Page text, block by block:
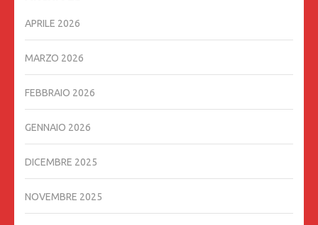
APRILE 2026
MARZO 2026
FEBBRAIO 2026
GENNAIO 2026
DICEMBRE 2025
NOVEMBRE 2025